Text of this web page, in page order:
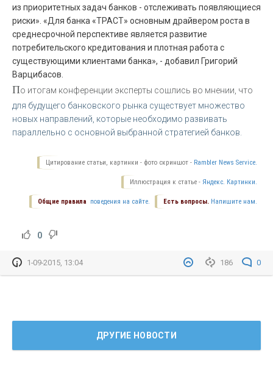
из приоритетных задач банков - отслеживать появляющиеся
риски». «Для банка «ТРАСТ» основным драйвером роста в
среднесрочной перспективе является развитие
потребительского кредитования и плотная работа с
существующими клиентами банка», - добавил Григорий
Варцибасов.
По итогам конференции эксперты сошлись во мнении, что
для будущего банковского рынка существует множество
новых направлений, которые необходимо развивать
параллельно с основной выбранной стратегией банков.
Цитирование статьи, картинки - фото скриншот - Rambler News Service.
Иллюстрация к статье - Яндекс. Картинки.
Есть вопросы. Напишите нам.
Общие правила поведения на сайте.
0
186 0
1-09-2015, 13:04
ДРУГИЕ НОВОСТИ